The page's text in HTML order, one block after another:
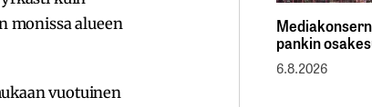
monissa alueen
vuotuinen
pankin
6.8.2026